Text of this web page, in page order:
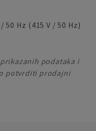
50 Hz (415 V / 50 Hz)
podataka i
potvrditi prodajni